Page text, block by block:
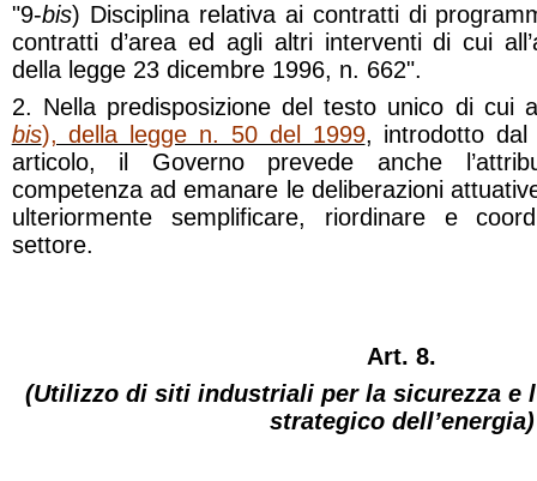
"9-bis) Disciplina relativa ai contratti di
contratti d’area ed agli altri interventi di cui
della legge 23 dicembre 1996, n. 662".
2. Nella predisposizione del testo unico di cui
bis), della legge n. 50 del 1999, introdotto dal
articolo, il Governo prevede anche
competenza ad emanare le deliberazioni
ulteriormente semplificare, riordinare e
settore.
Art. 8.
(Utilizzo di siti industriali per la sicurezza e
strategico dell’energia)